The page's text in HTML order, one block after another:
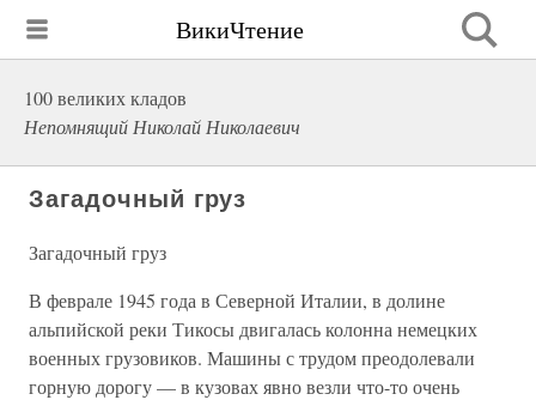
ВикиЧтение
100 великих кладов
Непомнящий Николай Николаевич
Загадочный груз
Загадочный груз
В феврале 1945 года в Северной Италии, в долине
альпийской реки Тикосы двигалась колонна немецких
военных грузовиков. Машины с трудом преодолевали
горную дорогу — в кузовах явно везли что-то очень